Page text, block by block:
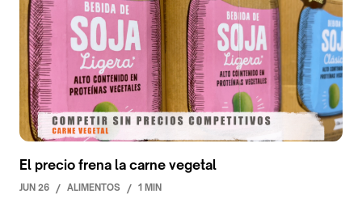
El precio frena la carne vegetal
JUN 26 / ALIMENTOS / 1 MIN